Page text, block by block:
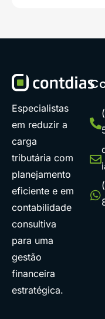
Especialistas
em reduzir a
carga
tributária com
planejamento
eficiente e em
contabilidade
consultiva
para uma
gestão
financeira
estratégica.